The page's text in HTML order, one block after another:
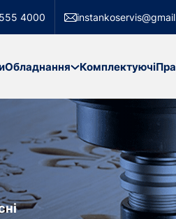
4000
Обладнання Комплектуючі